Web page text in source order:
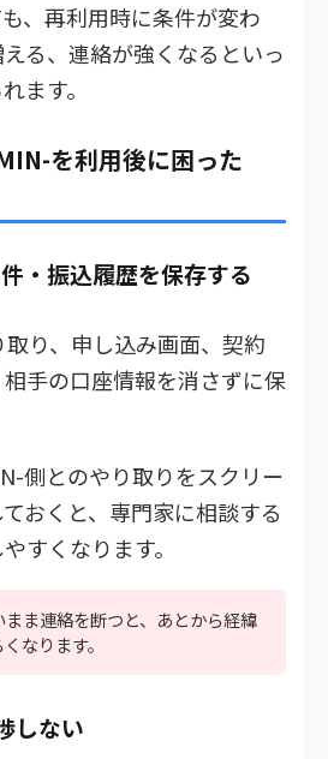
、再利用時に条件が変わ
る、連絡が強くなるといっ
ます。
を利用後に困った
・振込履歴を保存する
取り、申し込み画面、契約
手の口座情報を消さずに保
側とのやり取りをスクリー
おくと、専門家に相談する
すくなります。
ま連絡を断つと、あとから経緯
なります。
しない